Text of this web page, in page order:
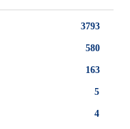
3793
580
163
5
4